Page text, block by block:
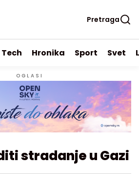
Pretraga
Tech Hronika Sport Svet
OGLASI
stradanje u Gazi